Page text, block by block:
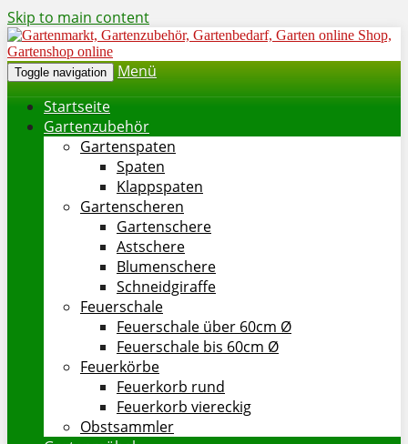
Skip to main content
Toggle navigation
Menü
Startseite
Gartenzubehör
Gartenspaten
Spaten
Klappspaten
Gartenscheren
Gartenschere
Astschere
Blumenschere
Schneidgiraffe
Feuerschale
Feuerschale über 60cm Ø
Feuerschale bis 60cm Ø
Feuerkörbe
Feuerkorb rund
Feuerkorb viereckig
Obstsammler